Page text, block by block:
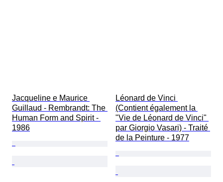
Jacqueline e Maurice
Guillaud - Rembrandt: The
Human Form and Spirit -
1986
Léonard de Vinci
(Contient également la
"Vie de Léonard de Vinci"
par Giorgio Vasari) - Traité
de la Peinture - 1977